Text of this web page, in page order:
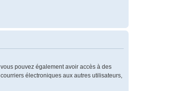
pouvez également avoir accès à des
électroniques aux autres utilisateurs,